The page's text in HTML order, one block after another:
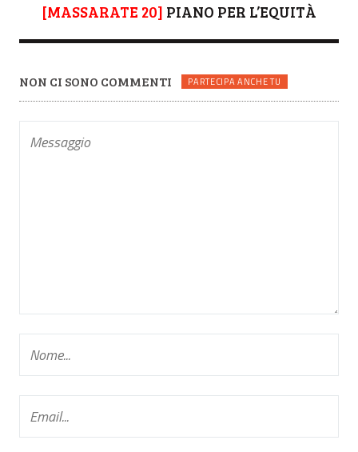
[MASSARATE 20] PIANO PER L’EQUITÀ
NON CI SONO COMMENTI PARTECIPA ANCHE TU